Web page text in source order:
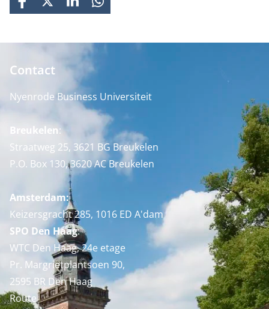
FACEBOOK
X LINKEDINWHATSAPP
Contact
Nyenrode Business Universiteit
Breukelen:
Straatweg 25, 3621 BG Breukelen
P.O. Box 130, 3620 AC Breukelen
Amsterdam:
Keizersgracht 285, 1016 ED A'dam
SPO Den Haag:
WTC Den Haag, 24e etage
Pr. Margrietplantsoen 90,
2595 BR Den Haag
Route